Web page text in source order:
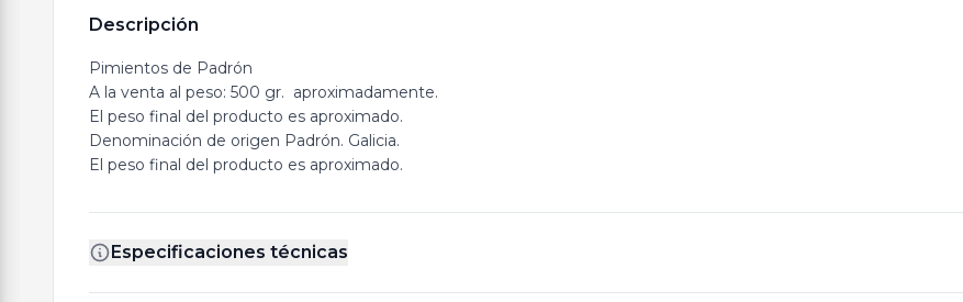
Descripción
Pimientos de Padrón
A la venta al peso: 500 gr. aproximadamente.
El peso final del producto es aproximado.
Denominación de origen Padrón. Galicia.
El peso final del producto es aproximado.
Especificaciones técnicas